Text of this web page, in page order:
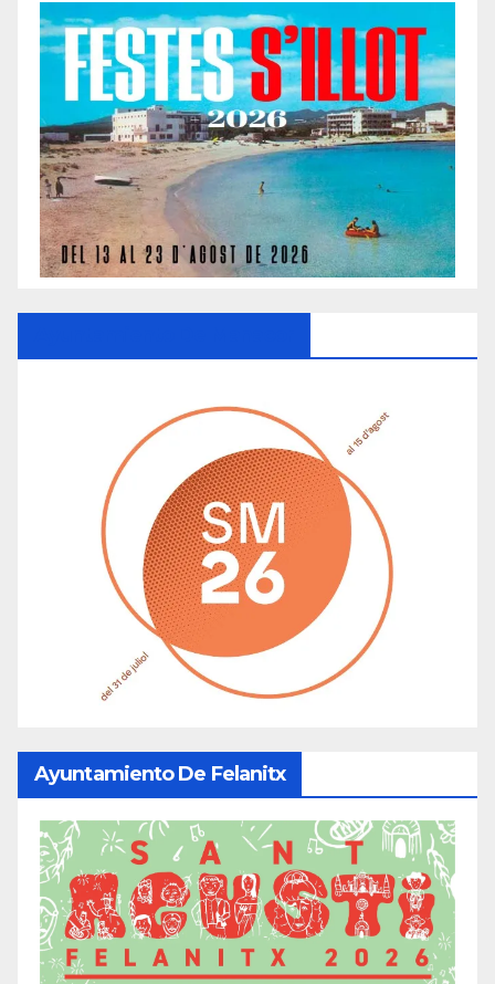
Ayuntamiento De Felanitx